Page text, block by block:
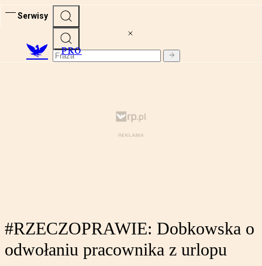
Serwisy
PRO
#RZECZOPRAWIE: Dobkowska o
odwołaniu pracownika z urlopu